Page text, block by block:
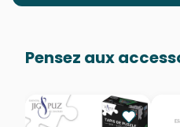
Age
Provenance
EAN
Pensez aux